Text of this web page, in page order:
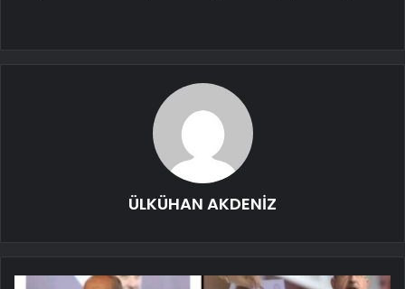
ÜLKÜHAN AKDENİZ